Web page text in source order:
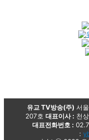
유교 TV방송(주)서울
207호 대표이사 : 천
대표전화번호 :
: